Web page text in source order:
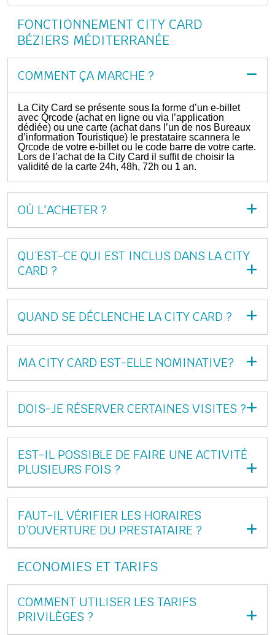
FONCTIONNEMENT CITY CARD
BÉZIERS MÉDITERRANÉE
COMMENT ÇA MARCHE ?
La City Card se présente sous la forme d’un e-billet
avec Qrcode (achat en ligne ou via l’application
dédiée) ou une carte (achat dans l’un de nos Bureaux
d’information Touristique) le prestataire scannera le
Qrcode de votre e-billet ou le code barre de votre carte.
Lors de l’achat de la City Card il suffit de choisir la
validité de la carte 24h, 48h, 72h ou 1 an.
OÙ L'ACHETER ?
QU’EST-CE QUI EST INCLUS DANS LA CITY
CARD ?
QUAND SE DÉCLENCHE LA CITY CARD ?
MA CITY CARD EST-ELLE NOMINATIVE?
DOIS-JE RÉSERVER CERTAINES VISITES ?
EST-IL POSSIBLE DE FAIRE UNE ACTIVITÉ
PLUSIEURS FOIS ?
FAUT-IL VÉRIFIER LES HORAIRES
D’OUVERTURE DU PRESTATAIRE ?
ECONOMIES ET TARIFS
COMMENT UTILISER LES TARIFS
PRIVILÈGES ?